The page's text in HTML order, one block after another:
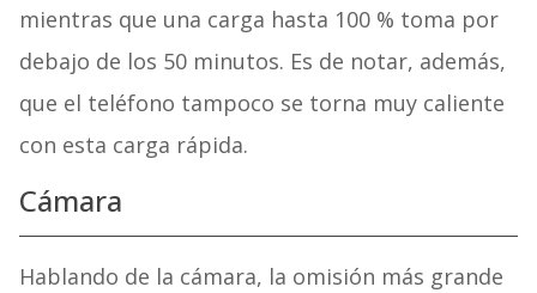
mientras que una carga hasta 100 % toma por
debajo de los 50 minutos. Es de notar, además,
que el teléfono tampoco se torna muy caliente
con esta carga rápida.
Cámara
Hablando de la cámara, la omisión más grande